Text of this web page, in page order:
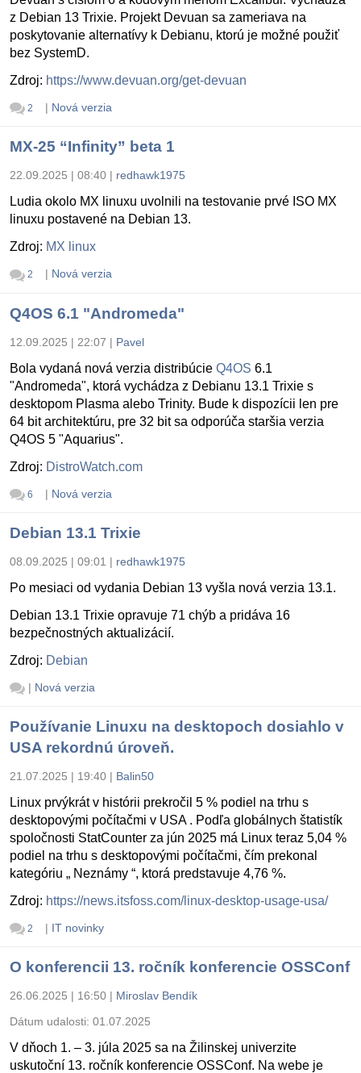
z Debian 13 Trixie. Projekt Devuan sa zameriava na
poskytovanie alternatívy k Debianu, ktorú je možné použiť
bez SystemD.
Zdroj: https://www.devuan.org/get-devuan
2 | Nová verzia
MX-25 “Infinity” beta 1
22.09.2025 | 08:40 | redhawk1975
Ludia okolo MX linuxu uvolnili na testovanie prvé ISO MX
linuxu postavené na Debian 13.
Zdroj: MX linux
2 | Nová verzia
Q4OS 6.1 "Andromeda"
12.09.2025 | 22:07 | Pavel
Bola vydaná nová verzia distribúcie Q4OS 6.1
"Andromeda", ktorá vychádza z Debianu 13.1 Trixie s
desktopom Plasma alebo Trinity. Bude k dispozícii len pre
64 bit architektúru, pre 32 bit sa odporúča staršia verzia
Q4OS 5 "Aquarius".
Zdroj: DistroWatch.com
6 | Nová verzia
Debian 13.1 Trixie
08.09.2025 | 09:01 | redhawk1975
Po mesiaci od vydania Debian 13 vyšla nová verzia 13.1.
Debian 13.1 Trixie opravuje 71 chýb a pridáva 16
bezpečnostných aktualizácií.
Zdroj: Debian
| Nová verzia
Používanie Linuxu na desktopoch dosiahlo v
USA rekordnú úroveň.
21.07.2025 | 19:40 | Balin50
Linux prvýkrát v histórii prekročil 5 % podiel na trhu s
desktopovými počítačmi v USA . Podľa globálnych štatistík
spoločnosti StatCounter za jún 2025 má Linux teraz 5,04 %
podiel na trhu s desktopovými počítačmi, čím prekonal
kategóriu „ Neznámy “, ktorá predstavuje 4,76 %.
Zdroj: https://news.itsfoss.com/linux-desktop-usage-usa/
2 | IT novinky
O konferencii 13. ročník konferencie OSSConf
26.06.2025 | 16:50 | Miroslav Bendík
Dátum udalosti: 01.07.2025
V dňoch 1. – 3. júla 2025 sa na Žilinskej univerzite
uskutoční 13. ročník konferencie OSSConf. Na webe je